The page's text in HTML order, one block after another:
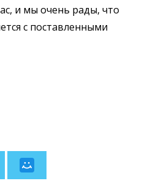
и мы очень рады, что
с поставленными